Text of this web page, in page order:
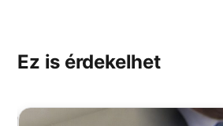
Ez is érdekelhet